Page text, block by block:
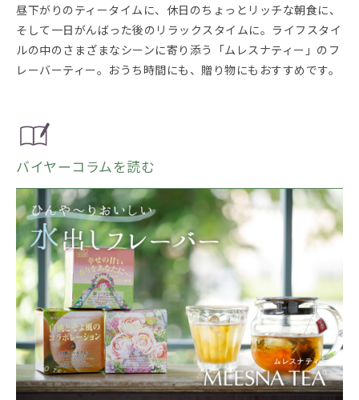
昼下がりのティータイムに、休日のちょっとリッチな朝食に、
そして一日がんばった後のリラックスタイムに。ライフスタイ
ルの中のさまざまなシーンに寄り添う「ムレスナティー」のフ
レーバーティー。おうち時間にも、贈り物にもおすすめです。
バイヤーコラムを読む